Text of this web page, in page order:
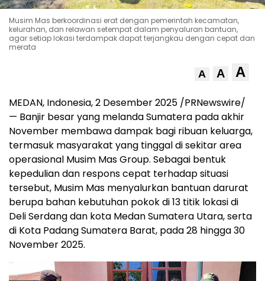
Musim Mas berkoordinasi erat dengan pemerintah kecamatan,
kelurahan, dan relawan setempat dalam penyaluran bantuan,
agar setiap lokasi terdampak dapat terjangkau dengan cepat dan
merata
A A A
MEDAN, Indonesia, 2 Desember 2025 /PRNewswire/
— Banjir besar yang melanda Sumatera pada akhir
November membawa dampak bagi ribuan keluarga,
termasuk masyarakat yang tinggal di sekitar area
operasional Musim Mas Group. Sebagai bentuk
kepedulian dan respons cepat terhadap situasi
tersebut, Musim Mas menyalurkan bantuan darurat
berupa bahan kebutuhan pokok di 13 titik lokasi di
Deli Serdang dan kota Medan Sumatera Utara, serta
di Kota Padang Sumatera Barat, pada 28 hingga30
November 2025.